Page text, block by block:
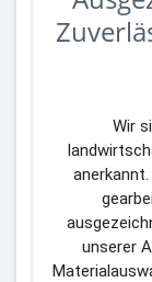
Wir
unserer